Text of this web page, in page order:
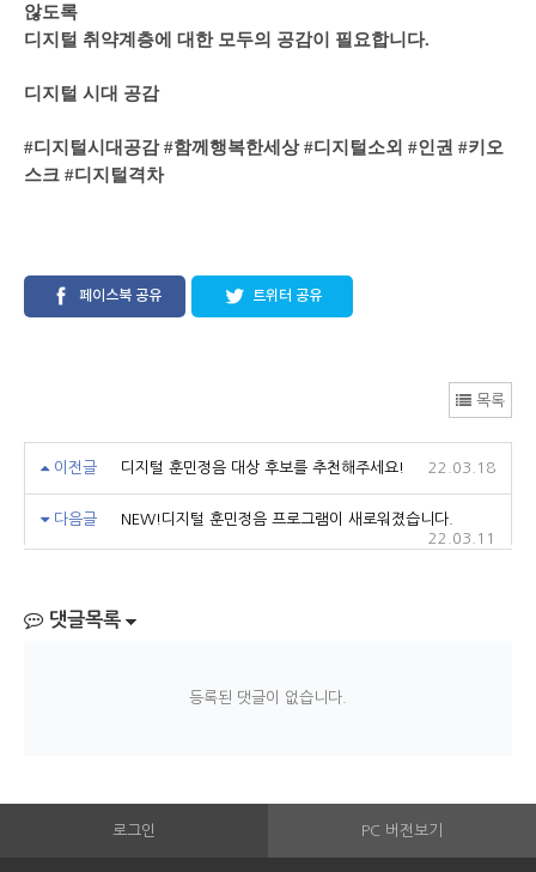
않도록
디지털 취약계층에 대한 모두의 공감이 필요합니다.
디지털 시대 공감
#디지털시대공감 #함께행복한세상 #디지털소외 #인권 #키오
스크 #디지털격차
페이스북 공유 트위터 공유
목록
이전글 디지털 훈민정음 대상 후보를 추천해주세요! 22.03.18
다음글
NEW!디지털 훈민정음 프로그램이 새로워졌습니다.
22.03.11
댓글목록
등록된 댓글이 없습니다.
로그인 PC 버전보기